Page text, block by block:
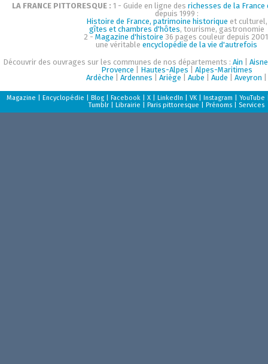
LA FRANCE PITTORESQUE : 1 - Guide en ligne des richesses de la
depuis 1999 :
Histoire de France, patrimoine historique et culturel,
gîtes et chambres d'hôtes, tourisme, gastronomie
2 - Magazine d'histoire 36 pages couleur depuis
une véritable encyclopédie de la vie d'autrefois
Découvrir des ouvrages sur les communes de nos départements : Ain
Aisne
Provence
Hautes-Alpes
Alpes-Maritimes
Ardèche
Ardennes Ariège Aube Aude Aveyron
Magazine Encyclopédie Blog Facebook X LinkedIn VK Instagram YouTube
Tumblr
Librairie Paris pittoresque Prénoms Services